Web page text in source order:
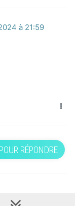
à 21:59
RÉPONDRE